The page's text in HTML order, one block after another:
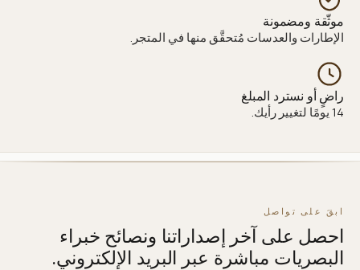
موثّقة ومضمونة
الإطارات والعدسات مُتحقَّق منها في المتجر.
راضٍ أو نسترد المبلغ
14 يومًا لتغيير رأيك.
ابقَ على تواصل
احصل على آخر إصداراتنا ونصائح خبراء
البصريات مباشرة عبر البريد الإلكتروني.